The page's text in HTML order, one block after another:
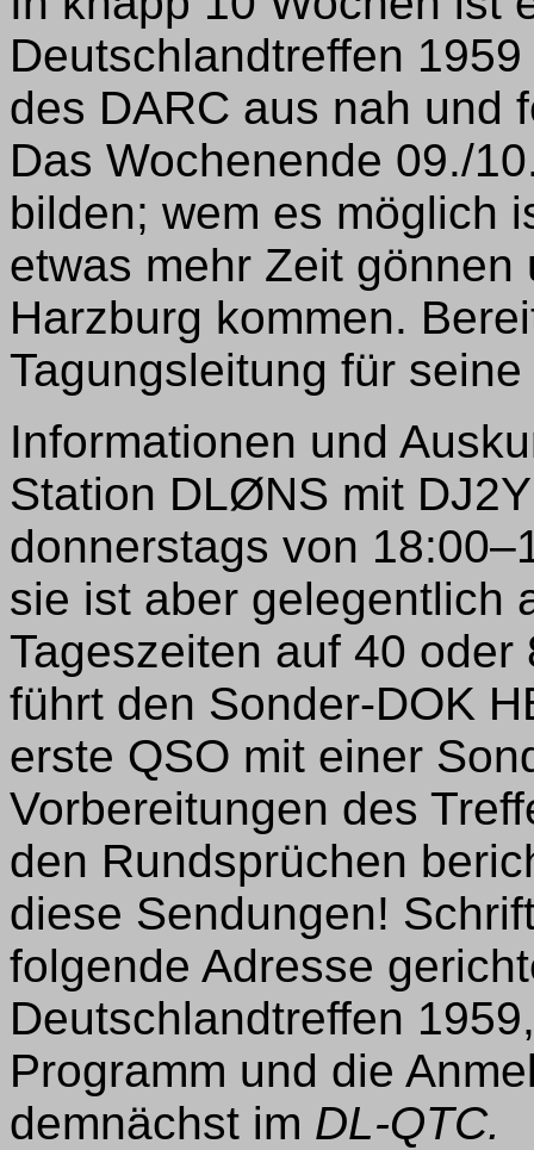
Deutschlandtreffen
des DARC aus nah und
Das Wochenende 09./
bilden; wem es möglich
etwas mehr Zeit
Harzburg kommen.
Tagungsleitung für
Informationen und
Station DLØNS mit
donnerstags von
sie ist aber gelegentlich
Tageszeiten auf 40
führt den Sonder-DOK
erste QSO mit einer
Vorbereitungen des
den Rundsprüchen
diese Sendungen!
folgende Adresse
Deutschlandtreffen
Programm und die
demnächst im DL-QTC.